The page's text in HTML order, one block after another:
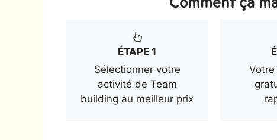
ÉTAPE 1
Sélectionner votre
activité de Team
building au meilleur prix